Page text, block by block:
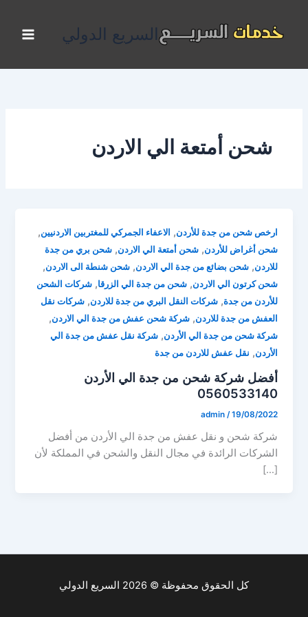
المحتوى
السريع الدولي
شحن أمتعة الي الاردن
ارخص شحن من جدة للأردن, الاعفاء الجمركي للمغتربين الاردنيين,
شحن أغراض للأردن,شحن أمتعة الي الاردن,شحن بري من جدة
للاردن,شحن بضائع من جدة الي الاردن,شحن شنطة الى الاردن,
شحن كرتون الي الاردن,شحن من جدة الي الزرقا,شركات الشحن
للأردن من جدة,شركات النقل البري من جدة للاردن,شركات نقل
العفش من جدة للاردن,شركة شحن عفش من جدة الي الاردن,
شركة شحن من جدة الي الأردن,شركة نقل عفش من جدة الي
الأردن, نقل عفش للاردن من جدة
أفضل شركة شحن من جدة الي الأردن
0560533140
admin /19/08/2022
شركة شحن و نقل عفش من جدة الي الأردن من أفضل
الشركات الرائدة في مجال النقل والشحن في المملكة لأن
[…]
كل الحقوق محفوظة © 2026 السريع الدولي